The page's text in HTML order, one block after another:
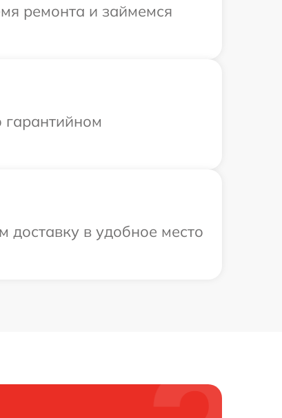
ремонта и займемся
гарантийном
в удобное место